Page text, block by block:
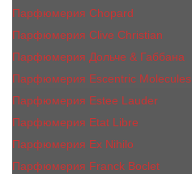
Парфюмерия Сhopard
Парфюмерия Clive Christian
Парфюмерия Дольче & Габбана
Парфюмерия Escentric Molecules
Парфюмерия Estee Lаudеr
Парфюмерия Etat Libre
Парфюмерия Ex Nihilo
Парфюмерия Franck Boclet